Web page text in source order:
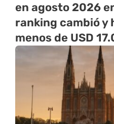
en agosto 2026
ranking cambió y
menos de USD